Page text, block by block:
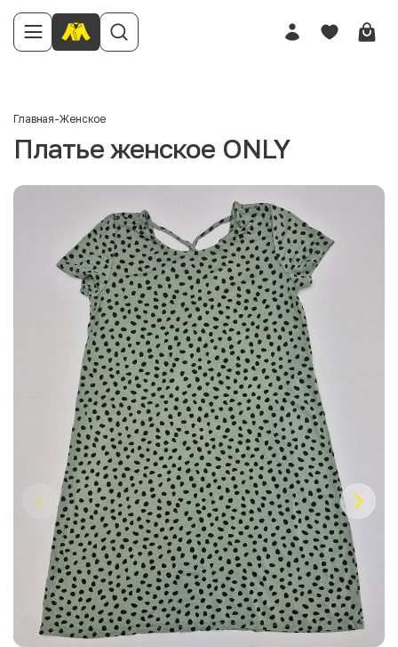
Главная-Женское
Платье женское ONLY